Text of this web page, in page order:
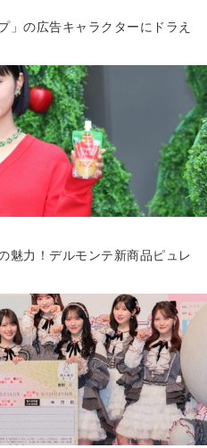
」の広告キャラクターにドラえ
魅力！デルモンテ新商品ピュレ